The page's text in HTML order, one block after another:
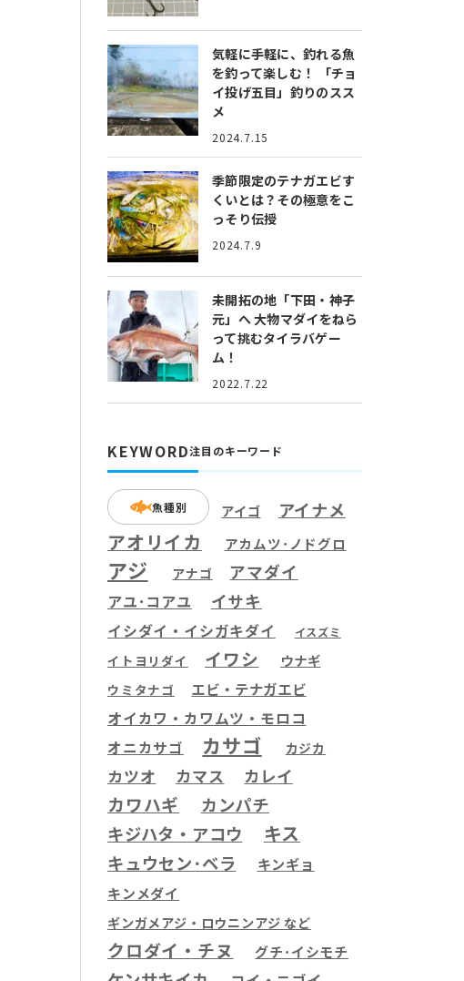
気軽に手軽に、釣れる魚
を釣って楽しむ！
「チョ
イ投げ五目」釣りのスス
メ
2024.7.15
季節限定のテナガエビす
くいとは？ その極意をこ
っそり伝授
2024.7.9
未開拓の地「下田・神子
元」へ大物マダイをねら
って挑むタイラバゲー
ム！
2022.7.22
KEYWORD注目のキーワード
魚種別 アイゴ アイナメ
アオリイカ アカムツ･ノドグロ
アジ アナゴ アマダイ
アユ･コアユ イサキ
イシダイ・イシガキダイ イスズミ
イトヨリダイ イワシ ウナギ
ウミタナゴ エビ・テナガエビ
オイカワ・カワムツ・モロコ
オニカサゴ カサゴ カジカ
カツオ カマス カレイ
カワハギ
カンパチ
キジハタ・アコウ
キス
キュウセン･ベラ キンギョ
キンメダイ
ギンガメアジ・ロウニンアジ など
クロダイ・チヌ グチ･イシモチ